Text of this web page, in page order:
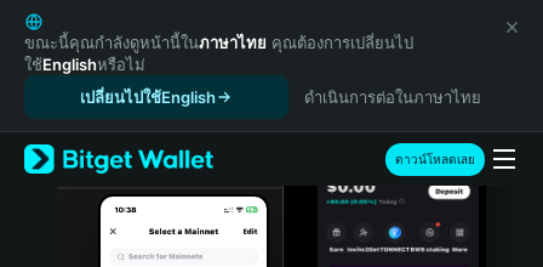
English
日本語
Tiếng Việt
Español (Latinoamérica)
Türkçe
Italiano
ขณะนี้คุณกำลังดูหน้านี้ในภาษาไทย คุณต้องการเปลี่ยนไป
ใช้Englishหรือไม่
เปลี่ยนไปใช้English
ดำเนินการต่อในภาษาไทย
ดาวน์โหลดเลย